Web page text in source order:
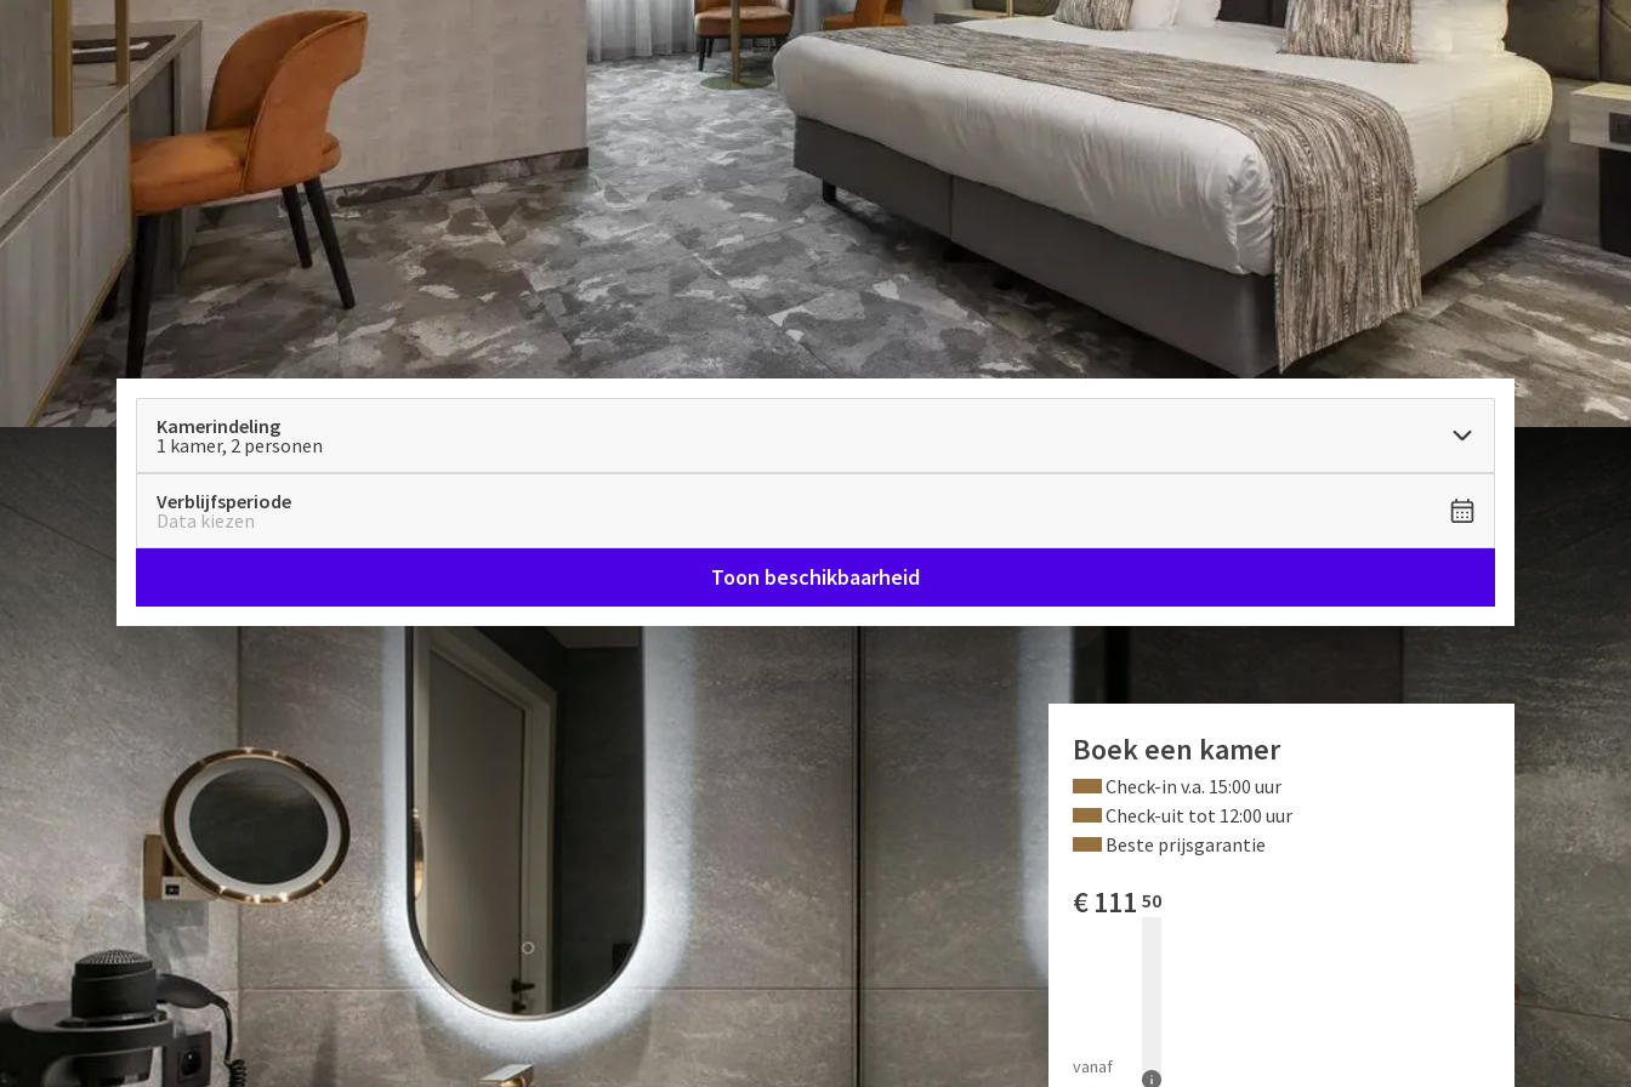
Kamerindeling
1 kamer, 2 personen
Verblijfsperiode
Data kiezen
Toon beschikbaarheid
Executive Kamer
EXECUTIVE
30m²
Kingsizebed Inloopdouche
Check-in v.a. 15:00 uur Check-uit tot 12:00 uur
Ruime Executive Kamer in Waterloo: Superieur Comfort
voor Iedereen
Ontdek onze gloednieuwe Executive kamers in het Van der Valk Hotel Waterloo
, perfect ontworpen voor uw
zakelijke verblijven of vrije tijd. Deze ruime en moderne kamers bieden een ideale balans tussen comfort en
functionaliteit.
Elke Executive kamer is uitgerust met een badkamer met inloopdouche en een enkele wastafel voor uw gemak.
KAMER FACILITEITEN
Kingsizebed
Inloopdouche
Boek een kamer
Check-in v.a. 15:00 uur
Check-uit tot 12:00 uur
Beste prijsgarantie
€111 50
vanaf